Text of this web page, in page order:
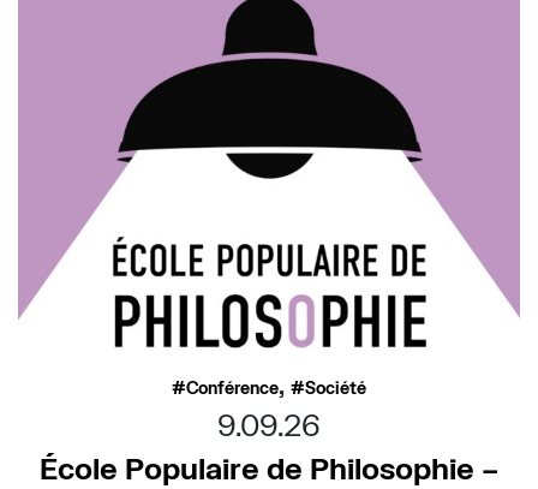
Conférence, Société
9.09.26
École Populaire de Philosophie –